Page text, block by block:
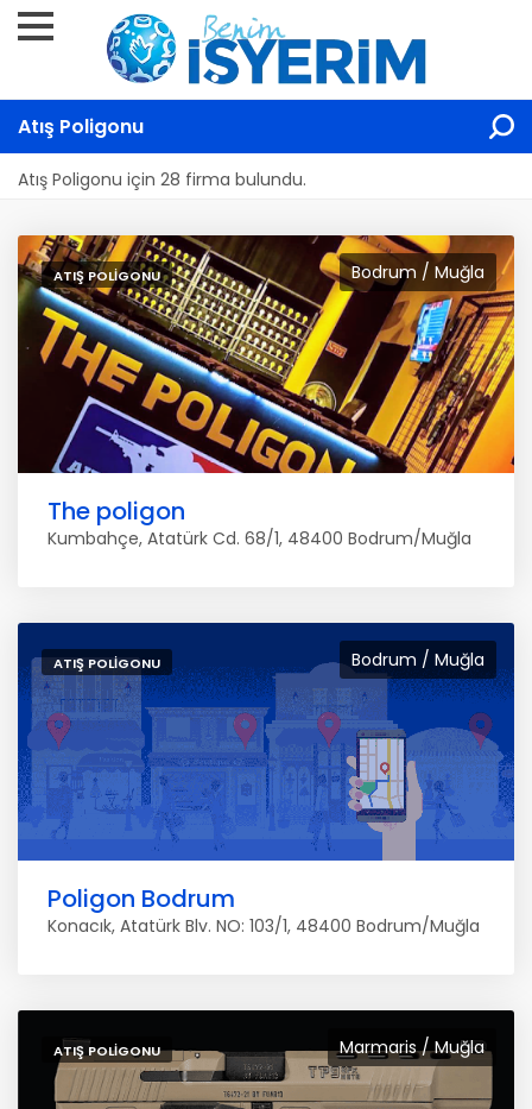
Atış Poligonu
Atış Poligonu için 28 firma bulundu.
Bodrum / Muğla
ATIŞ POLIGONU
The poligon
Kumbahçe, Atatürk Cd. 68/1, 48400 Bodrum/Muğla
Bodrum / Muğla
ATIŞ POLIGONU
Poligon Bodrum
Konacık, Atatürk Blv. NO: 103/1, 48400 Bodrum/Muğla
Marmaris / Muğla
ATIŞ POLIGONU